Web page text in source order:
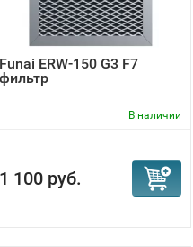
Funai ERW-150 G3 F7
фильтр
В наличии
1 100 руб.